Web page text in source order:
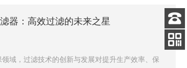
器：高效过滤的未来之星
域，过滤技术的创新与发展对提升生产效率、保
客服
电话